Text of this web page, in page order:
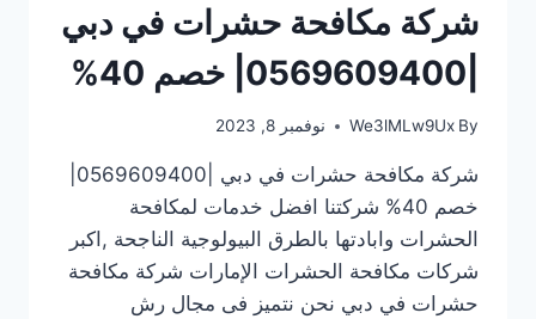
شركة مكافحة حشرات في دبي
By
We3lMLw9Ux نوفمبر 8, 2023
خصم 40% شركتنا افضل خدمات لمكافحة
الحشرات وابادتها بالطرق البيولوجية الناجحة ,اكبر
شركات مكافحة الحشرات الإمارات شركة مكافحة
حشرات في دبي نحن نتميز فى مجال رش